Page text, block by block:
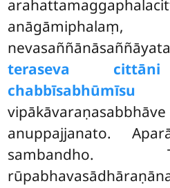
anāgāmiphalaṃ,
teraseva cittāni
chabbīsabhūmīsu
anuppajjanato.